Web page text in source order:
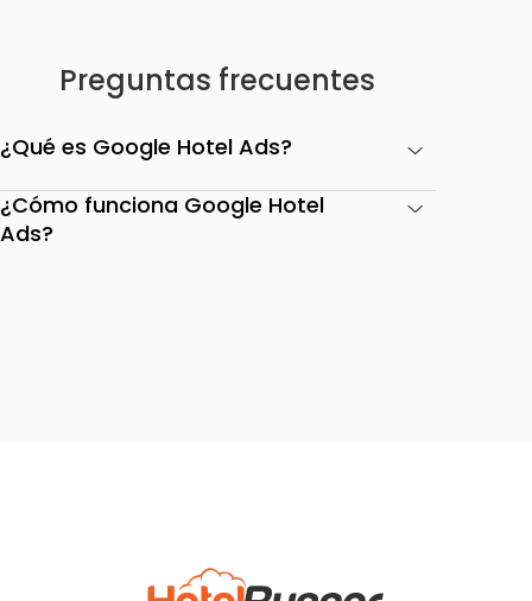
Preguntas frecuentes
¿Qué es Google Hotel Ads?
¿Cómo funciona Google Hotel
Ads?